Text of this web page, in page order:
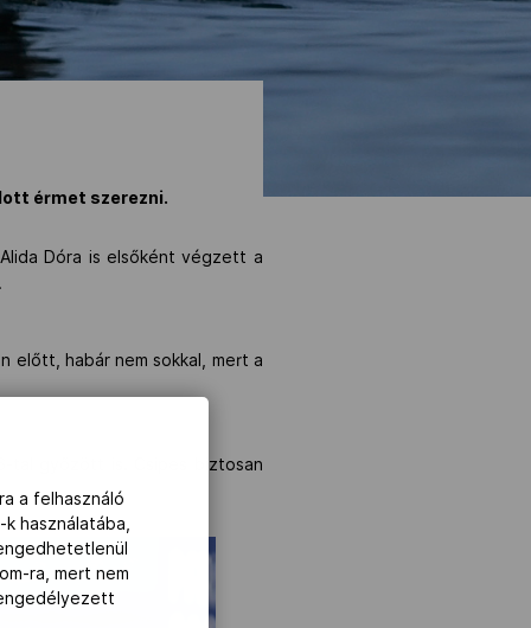
érmet szerezni.
Dóra is elsőként végzett a
előtt, habár nem sokkal, mert a
tal győzött is. Csipes biztosan
a felhasználó
használatába,
ra, mert nem